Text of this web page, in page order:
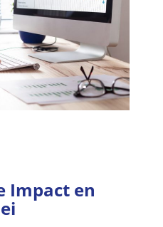
Impact en